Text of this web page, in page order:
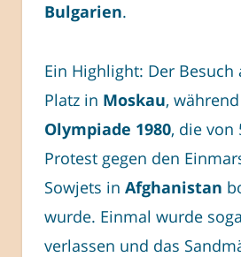
Bulgarien.
Ein Highlight: Der Besuch
Platz in Moskau,
Olympiade 1980, die von
Protest gegen den
Sowjets in Afghanistan
wurde. Einmal wurde
verlassen und das